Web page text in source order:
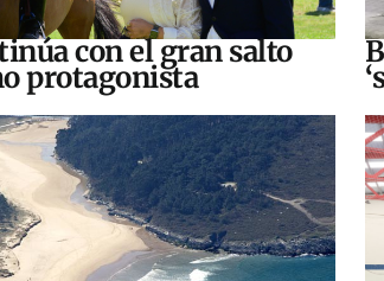
con el gran salto
protagonista